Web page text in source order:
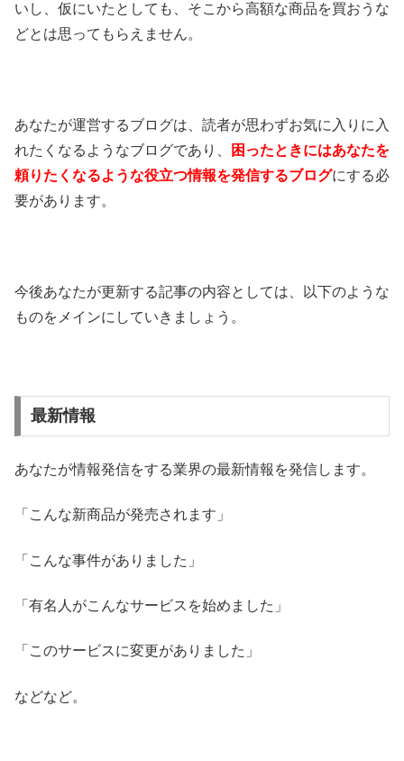
いし、仮にいたとしても、そこから高額な商品を買おうな
どとは思ってもらえません。
あなたが運営するブログは、読者が思わずお気に入りに入
れたくなるようなブログであり、
困ったときにはあなたを
頼りたくなるような役立つ情報を発信するブログにする必
要があります。
今後あなたが更新する記事の内容としては、以下のような
ものをメインにしていきましょう。
最新情報
あなたが情報発信をする業界の最新情報を発信します。
「こんな新商品が発売されます」
「こんな事件がありました」
「有名人がこんなサービスを始めました」
「このサービスに変更がありました」
などなど。